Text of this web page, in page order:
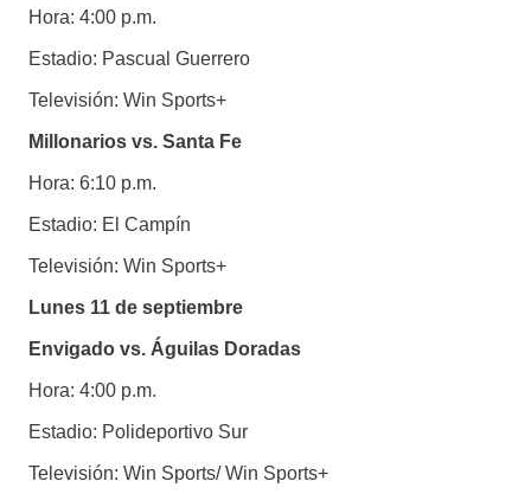
Hora: 4:00 p.m.
Estadio: Pascual Guerrero
Televisión: Win Sports+
Millonarios vs. Santa Fe
Hora: 6:10 p.m.
Estadio: El Campín
Televisión: Win Sports+
Lunes 11 de septiembre
Envigado vs. Águilas Doradas
Hora: 4:00 p.m.
Estadio: Polideportivo Sur
Televisión: Win Sports/ Win Sports+